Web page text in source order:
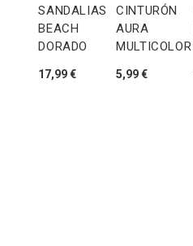
SANDALIAS
BEACH
DORADO
17,99 €
CINTURÓN
AURA
MULTICOLOR
5,99 €